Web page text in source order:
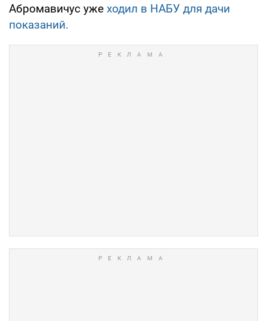
Абромавичус уже ходил в НАБУ для дачи
показаний.